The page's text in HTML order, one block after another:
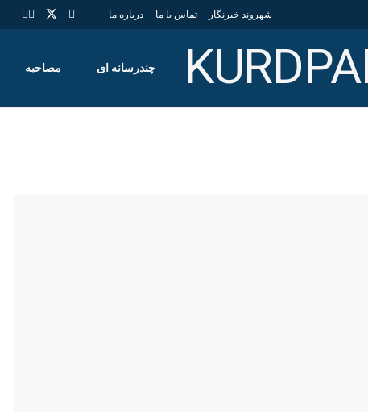
درباره ما تماس با ما شهروند خبرنگار
مصاحبه چندرسانه ای